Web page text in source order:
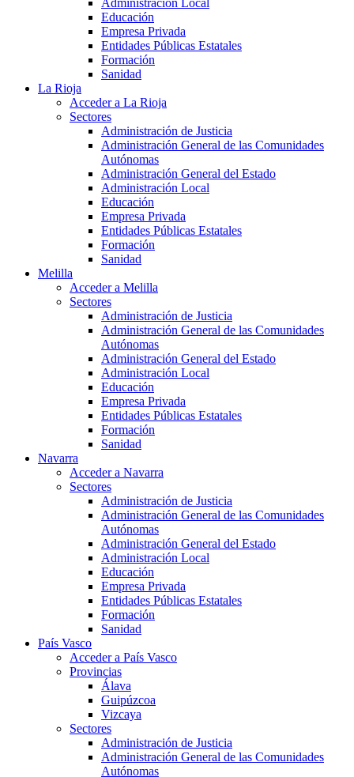
Administración Local
Educación
Empresa Privada
Entidades Públicas Estatales
Formación
Sanidad
La Rioja
Acceder a La Rioja
Sectores
Administración de Justicia
Administración General de las Comunidades
Autónomas
Administración General del Estado
Administración Local
Educación
Empresa Privada
Entidades Públicas Estatales
Formación
Sanidad
Melilla
Acceder a Melilla
Sectores
Administración de Justicia
Administración General de las Comunidades
Autónomas
Administración General del Estado
Administración Local
Educación
Empresa Privada
Entidades Públicas Estatales
Formación
Sanidad
Navarra
Acceder a Navarra
Sectores
Administración de Justicia
Administración General de las Comunidades
Autónomas
Administración General del Estado
Administración Local
Educación
Empresa Privada
Entidades Públicas Estatales
Formación
Sanidad
País Vasco
Acceder a País Vasco
Provincias
Álava
Guipúzcoa
Vizcaya
Sectores
Administración de Justicia
Administración General de las Comunidades
Autónomas